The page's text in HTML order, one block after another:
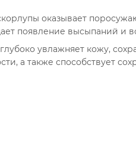
оказывает
появление высыпаний и
увлажняет кожу,
а также способствует